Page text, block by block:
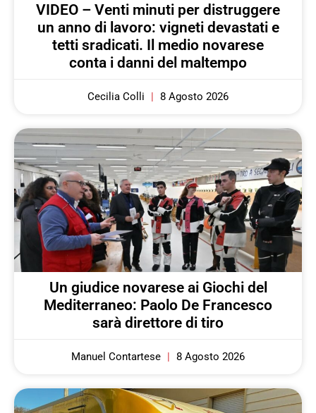
VIDEO – Venti minuti per distruggere
un anno di lavoro: vigneti devastati e
tetti sradicati. Il medio novarese
conta i danni del maltempo
Cecilia Colli 8 Agosto 2026
Un giudice novarese ai Giochi del
Mediterraneo: Paolo De Francesco
sarà direttore di tiro
Manuel Contartese 8 Agosto 2026